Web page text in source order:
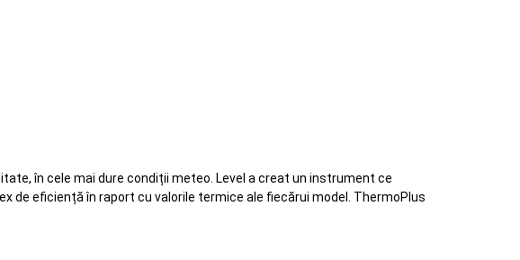
în cele mai dure condiții meteo. Level a creat un instrument ce
eficiență în raport cu valorile termice ale fiecărui model. ThermoPlus